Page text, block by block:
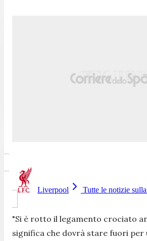
Liverpool Tutte le notizie
"Si è rotto il legamento crociato
significa che dovrà stare fuori per